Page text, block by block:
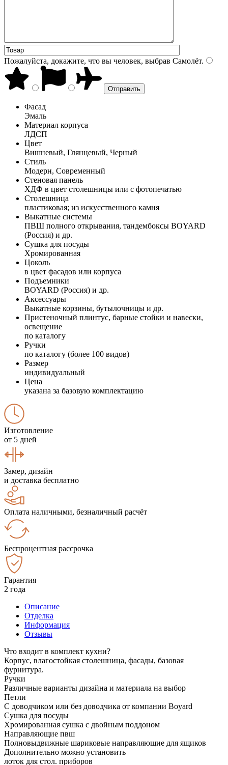
Пожалуйста, докажите, что вы человек, выбрав Самолёт.
Фасад
Эмаль
Материал корпуса
ЛДСП
Цвет
Вишневый, Глянцевый, Черный
Стиль
Модерн, Современный
Стеновая панель
ХДФ в цвет столешницы или с фотопечатью
Столешница
пластиковая; из искусственного камня
Выкатные системы
ПВШ полного открывания, тандембоксы BOYARD
(Россия) и др.
Сушка для посуды
Хромированная
Цоколь
в цвет фасадов или корпуса
Подъемники
BOYARD (Россия) и др.
Аксессуары
Выкатные корзины, бутылочницы и др.
Пристеночный плинтус, барные стойки и навески,
освещение
по каталогу
Ручки
по каталогу (более 100 видов)
Размер
индивидуальный
Цена
указана за базовую комплектацию
Изготовление
от 5 дней
Замер, дизайн
и доставка бесплатно
Оплата наличными, безналичный расчёт
Беспроцентная рассрочка
Гарантия
2 года
Описание
Отделка
Информация
Отзывы
Что входит в комплект кухни?
Корпус, влагостойкая столешница, фасады, базовая
фурнитура.
Ручки
Различные варианты дизайна и материала на выбор
Петли
С доводчиком или без доводчика от компании Boyard
Сушка для посуды
Хромированная сушка с двойным поддоном
Направляющие пвш
Полновыдвижные шариковые направляющие для ящиков
Дополнительно можно установить
лоток для стол. приборов